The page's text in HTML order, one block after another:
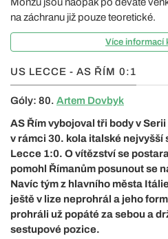
na záchranu již pouze teoretické.
Více informací
US LECCE - AS ŘÍM 0:1
Góly: 80. Artem Dovbyk
AS Řím vybojoval tři body v
v rámci 30. kola italské nejvyšší
Lecce 1:0. O vítězství se
pomohl Římanům posunout se
Navíc tým z hlavního města
ještě v lize neprohrál a jeho
prohráli už popáté za sebou a
sestupové pozice.